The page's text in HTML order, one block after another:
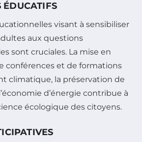
ÉDUCATIFS
visant à sensibiliser
aux questions
sont cruciales. La mise en
conférences et de formations
climatique, la préservation de
d’énergie contribue à
écologique des citoyens.